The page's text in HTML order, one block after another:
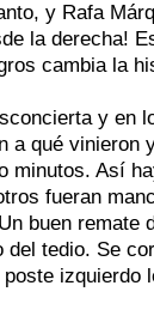
y Rafa
la derecha!
cambia la
y en
a qué vinieron
minutos. Así
fueran
buen remate
tedio. Se
izquierdo